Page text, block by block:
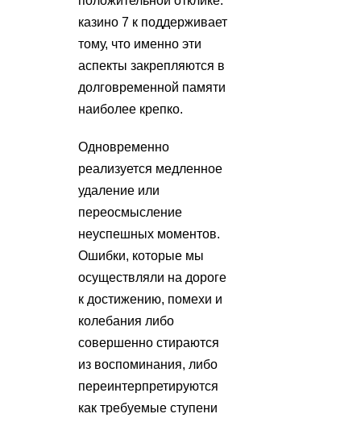
казино 7 к поддерживает
тому, что именно эти
аспекты закрепляются в
долговременной памяти
наиболее крепко.
Одновременно
реализуется медленное
удаление или
переосмысление
неуспешных моментов.
Ошибки, которые мы
осуществляли на дороге
к достижению, помехи и
колебания либо
совершенно стираются
из воспоминания, либо
переинтерпретируются
как требуемые ступени